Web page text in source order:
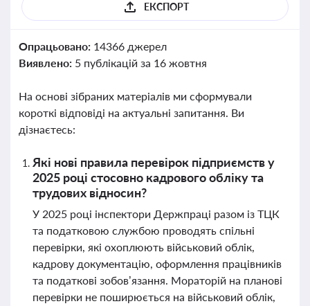
ЕКСПОРТ
Опрацьовано: 14366 джерел
Виявлено: 5 публікацій за 16 жовтня
На основі зібраних матеріалів ми сформували
короткі відповіді на актуальні запитання. Ви
дізнаєтесь:
Які нові правила перевірок підприємств у
2025 році стосовно кадрового обліку та
трудових відносин?
У 2025 році інспектори Держпраці разом із ТЦК
та податковою службою проводять спільні
перевірки, які охоплюють військовий облік,
кадрову документацію, оформлення працівників
та податкові зобов’язання. Мораторій на планові
перевірки не поширюється на військовий облік,